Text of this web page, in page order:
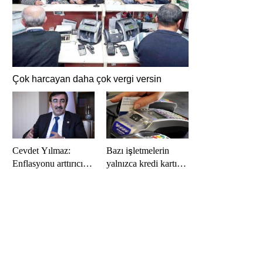
Çok harcayan daha çok vergi versin
Cevdet Yılmaz:
Enflasyonu arttırıcı
Bazı işletmelerin
yalnızca kredi kartıyla